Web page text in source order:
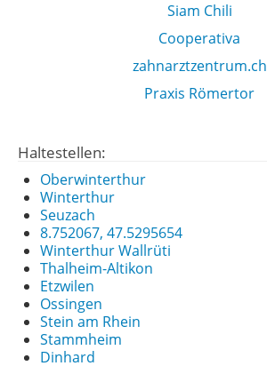
Siam Chili
Cooperativa
zahnarztzentrum.ch
Praxis Römertor
Haltestellen:
Oberwinterthur
Winterthur
Seuzach
8.752067, 47.5295654
Winterthur Wallrüti
Thalheim-Altikon
Etzwilen
Ossingen
Stein am Rhein
Stammheim
Dinhard